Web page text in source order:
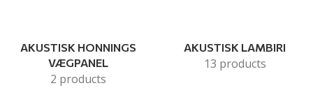
AKUSTISK HONNINGS
VÆGPANEL
2 products
AKUSTISK LAMBIRI
13 products